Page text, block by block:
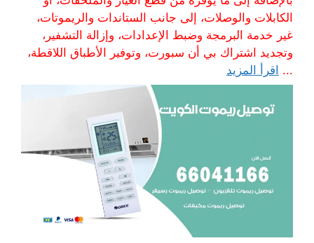
الكابلات والوصلات، إلى جانب الستاندات والريموتات،
غير خدمة البرمجة وضبط الإعدادات، وإزالة التشفير،
وتجديد اشتراك بي أن سبورت، وتوفير الأطباق اللاقطة،
... اقرأ المزيد